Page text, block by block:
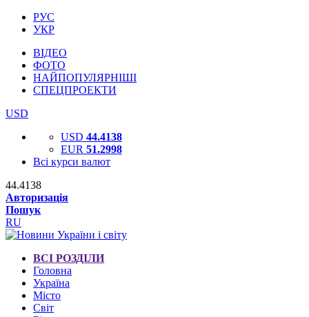
РУС
УКР
ВІДЕО
ФОТО
НАЙПОПУЛЯРНІШІ
СПЕЦПРОЕКТИ
USD
USD 44.4138
EUR 51.2998
Всі курси валют
44.4138
Авторизація
Пошук
RU
ВСІ РОЗДІЛИ
Головна
Україна
Місто
Світ